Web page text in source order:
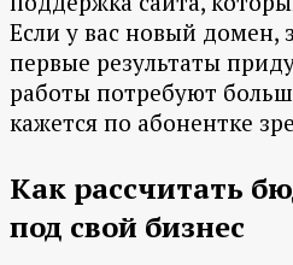
Если у вас новый домен,
первые результаты
работы потребуют
кажется по абонентке
Как рассчитать
под свой бизнес